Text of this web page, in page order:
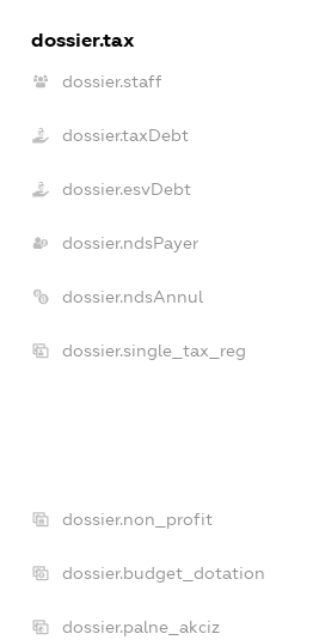
dossier.tax
dossier.staff
dossier.taxDebt
dossier.esvDebt
dossier.ndsPayer
dossier.ndsAnnul
dossier.single_tax_reg
dossier.non_profit
dossier.budget_dotation
dossier.palne_akciz